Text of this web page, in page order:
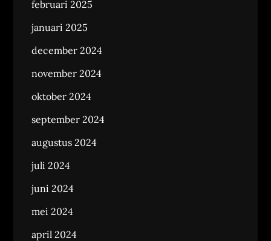
februari 2025
januari 2025
december 2024
november 2024
oktober 2024
september 2024
augustus 2024
juli 2024
juni 2024
mei 2024
april 2024